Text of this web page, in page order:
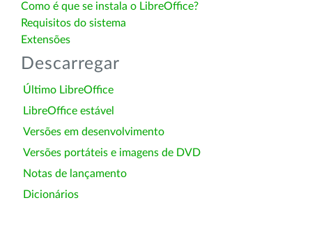
Como é que se instala o LibreOffice?
Requisitos do sistema
Extensões
Descarregar
Último LibreOffice
LibreOffice estável
Versões em desenvolvimento
Versões portáteis e imagens de DVD
Notas de lançamento
Dicionários